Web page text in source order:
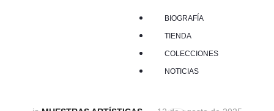
BIOGRAFÍA
TIENDA
COLECCIONES
NOTICIAS